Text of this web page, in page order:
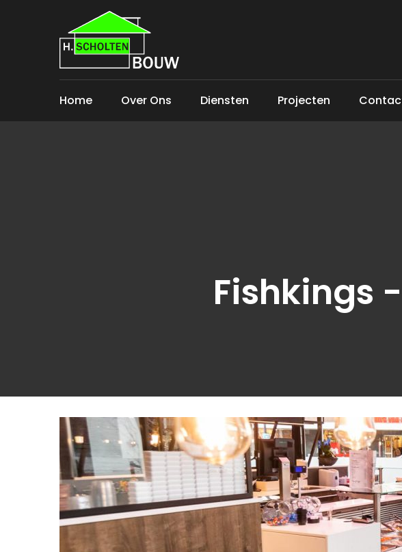
Home Over Ons Diensten Projecten
Fishkings